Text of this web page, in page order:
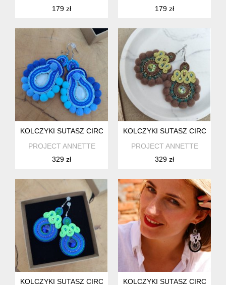
179 zł
179 zł
KOLCZYKI SUTASZ CIRCLE Z POMPONAMI
PROJECT ANNETTE
329 zł
KOLCZYKI SUTASZ CIRCLE Z
PROJECT ANNETTE
329 zł
KOLCZYKI SUTASZ CIRCLE
KOLCZYKI SUTASZ CIRCLE